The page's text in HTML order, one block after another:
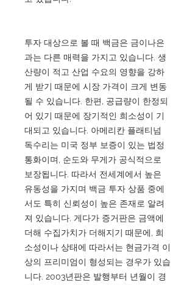
투자 대상으로 볼 때 백금은 금이나은
과는 다른 매력을 가지고 있습니다. 생
산량이 적고 산업 수요의 영향을 강하
게 받기 때문에 시장 가격이 크게 변동
될 수 있습니다. 한편, 공급량이 한정되
어 있기 때문에 장기적인 희소성이 기
대되고 있습니다. 아메리칸 플래티넘
독수리는 미국 정부 보증이 있는 법정
통화이며, 순도와 무게가 공식적으로
보장됩니다. 따라서 전세계에서 높은
유동성을 가지며 백금 투자 상품 중에
서도 특히 신뢰성이 높은 존재로 알려
져 있습니다. 게다가 증거판은 금액에
더해 수집가치가 더해지기 때문에, 희
소성이나 상태에 따라서는 현금가격 이
상의 프리미엄이 형성되는 경우가 있습
니다. 2003년판은 발행부터 년월이 경